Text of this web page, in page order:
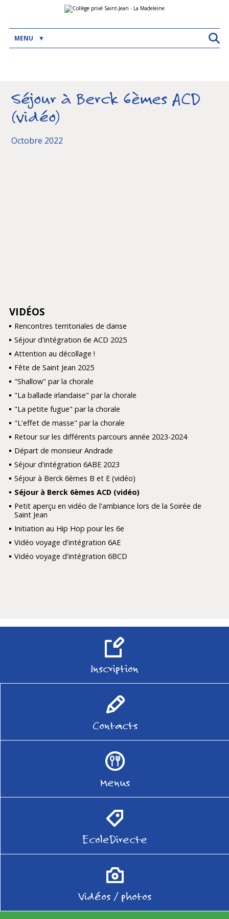
|
AllerMENU
Séjour à Berck 6èmes ACD
(vidéo)
Octobre 2022
NAVIGATION
VIDÉOS
Rencontres territoriales de danse
Séjour d'intégration 6e ACD 2025
Attention au décollage !
Fête de Saint Jean 2025
"Shallow" par la chorale
"La ballade irlandaise" par la chorale
"La petite fugue" par la chorale
"L'effet de masse" par la chorale
Retour sur les différents parcours année 2023-2024
Départ de monsieur Andrade
Séjour d'intégration 6ABE 2023
Séjour à Berck 6èmes B et E (vidéo)
Séjour à Berck 6èmes ACD (vidéo)
Petit aperçu en vidéo de l'ambiance lors de la Soirée de
Saint Jean
Initiation au Hip Hop pour les 6e
Vidéo voyage d'intégration 6AE
Vidéo voyage d'intégration 6BCD
Inscription
Contacts
Menus
EcoleDirecte
Vidéos / photos